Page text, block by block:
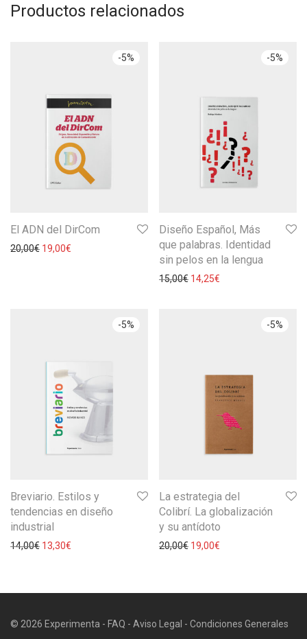
Productos relacionados
-5%
El ADN del DirCom
20,00€ 19,00€
-5%
Diseño Español, Más
que palabras. Identidad
sin pelos en la lengua
15,00€ 14,25€
-5%
Breviario. Estilos y
tendencias en diseño
industrial
14,00€ 13,30€
-5%
La estrategia del
Colibrí. La globalización
y su antídoto
20,00€ 19,00€
© 2026 Experimenta - FAQ - Aviso Legal - Condiciones Generales